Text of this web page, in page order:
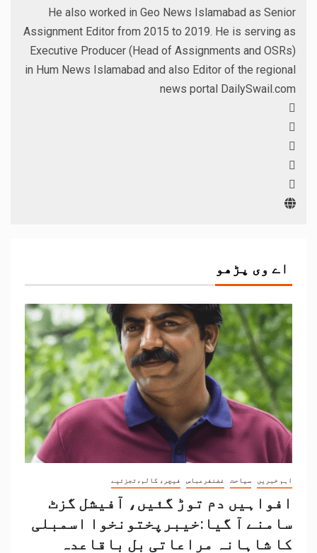
He also worked in Geo News Islamabad as Senior
Assignment Editor from 2015 to 2019. He is serving as
Executive Producer (Head of Assignments and OSRs)
in Hum News Islamabad and also Editor of the regional
news portal DailySwail.com
اے وی پڑھو
اہم خبریں سیاحت غضنفرعباس فیچر، کالم،تجزئیے
افواہیں دم توڑ گئیں، آفیشل گزٹ
سامنے آ گیا:خیبرپختونخوا اسمبلی
کا شاہانہ مراعاتی بل باقاعدہ